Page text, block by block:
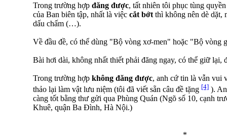
Trong trường hợp đăng được, tất nhiên tôi phục tùng
của Ban biên tập, nhất là việc cắt bớt thì không nên dè dặt,
dấu chấm (…).
Về đầu đề, có thể dùng "Bộ vòng xơ-men" hoặc "Bộ vòng
Bài hơi dài, không nhất thiết phải đăng ngay, có thể giữ lại,
Trong trường hợp không đăng được, anh cứ tin là vẫn vui
thảo lại làm vật lưu niệm (tôi đã viết sẵn câu đề tặng [4] ).
càng tốt bằng thư gửi qua Phùng Quán (Ngõ số 10, cạnh
Khuê, quận Ba Đình, Hà Nội.)
*